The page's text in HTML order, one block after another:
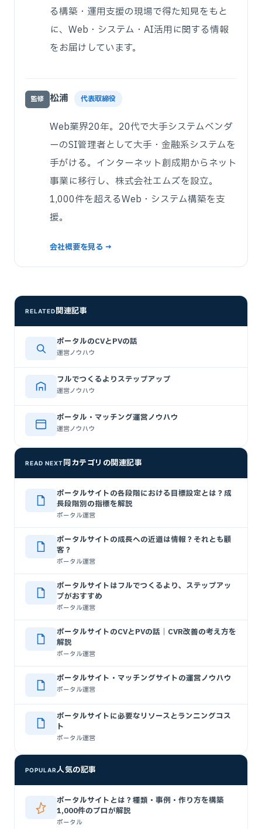
る構築・運用支援の現場で得た知見をもと
に、Web・システム・AI活用に関する情報
をお届けしています。
監修 松浦 代表取締役
Web業界20年。20代で大手システムベンダ
ーのSI管理者として大手・金融系システムを
手がける。インターネット創成期からネット
事業に移行し、株式会社エムズを設立。
1,000件を超えるWeb・システム構築を支
援。
会社概要を見る →
RELATED関連記事
ポータルのCVとPVの話
運営ノウハウ
フルでつくるよりステップアップ
運営ノウハウ
ポータル・マッチング運営ノウハウ
運営ノウハウ
READ NEXT同カテゴリの関連記事
ポータルサイトの各段階における目標設定とは？成
長段階別の指標を解説
ポータル運営
ポータルサイトの成長への近道は情報？それとも顧
客？
ポータル運営
ポータルサイトはフルでつくるより、ステップアッ
プがおすすめ
ポータル運営
ポータルサイトのCVとPVの話｜CVR改善の考え方を
解説
ポータル運営
ポータルサイト・マッチングサイトの運営ノウハウ
ポータル運営
ポータルサイトに必要なリソースとランニングコス
ト
ポータル運営
POPULAR人気の記事
ポータルサイトとは？種類・事例・作り方を構築
1,000件のプロが解説
ポータル